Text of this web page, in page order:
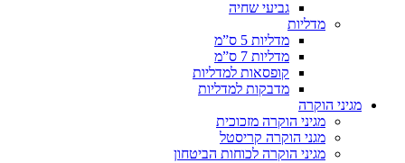
גביעי שחיה
מדליות
מדליות 5 ס”מ
מדליות 7 ס”מ
קופסאות למדליות
מדבקות למדליות
מגיני הוקרה
מגיני הוקרה מזכוכית
מגני הוקרה קריסטל
מגיני הוקרה לכוחות הביטחון